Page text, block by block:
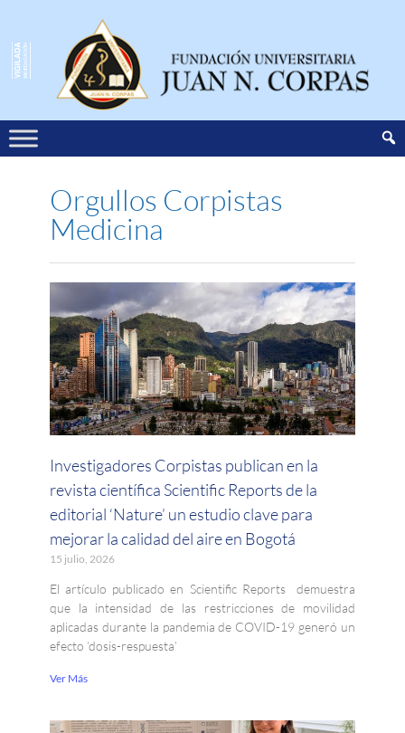
Orgullos Corpistas
Medicina
Investigadores Corpistas publican en la
revista científica Scientific Reports de la
editorial ‘Nature’ un estudio clave para
mejorar la calidad del aire en Bogotá
15 julio, 2026
El artículo publicado en Scientific Reports demuestra
que la intensidad de las restricciones de movilidad
aplicadas durante la pandemia de COVID-19 generó un
efecto ‘dosis-respuesta’
Ver Más